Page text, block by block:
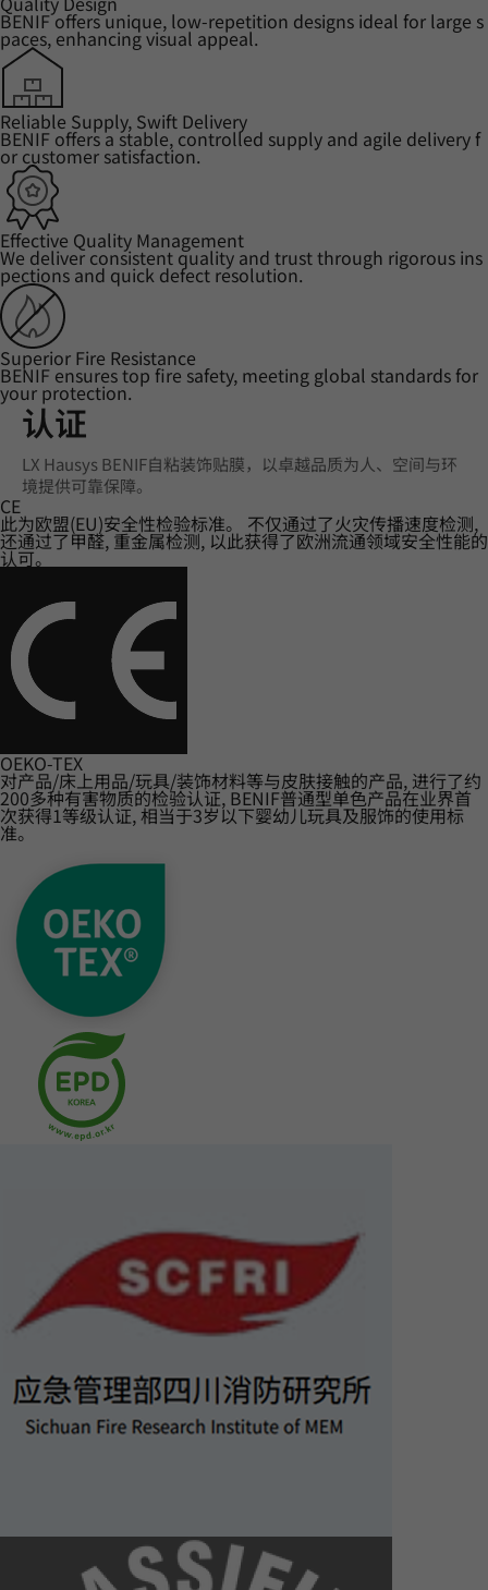
BENIF offers unique, low-repetition designs ideal for large s
paces, enhancing visual appeal.
Reliable Supply, Swift Delivery
BENIF offers a stable, controlled supply and agile delivery f
or customer satisfaction.
Effective Quality Management
We deliver consistent quality and trust through rigorous ins
pections and quick defect resolution.
Superior Fire Resistance
BENIF ensures top fire safety, meeting global standards for
your protection.
认证
LX Hausys BENIF自粘装饰贴膜，以卓越品质为人、空间与环
境提供可靠保障。
CE
此为欧盟(EU)安全性检验标准。 不仅通过了火灾传播速度检测,
还通过了甲醛, 重金属检测, 以此获得了欧洲流通领域安全性能的
认可。
OEKO-TEX
对产品/床上用品/玩具/装饰材料等与皮肤接触的产品, 进行了约
200多种有害物质的检验认证, BENIF普通型单色产品在业界首
次获得1等级认证, 相当于3岁以下婴幼儿玩具及服饰的使用标
准。